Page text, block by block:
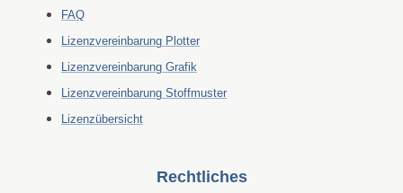
FAQ
Lizenzvereinbarung Plotter
Lizenzvereinbarung Grafik
Lizenzvereinbarung Stoffmuster
Lizenzübersicht
Rechtliches